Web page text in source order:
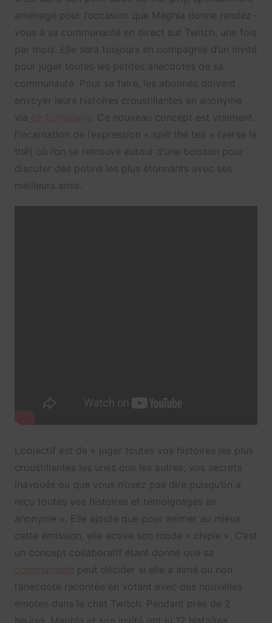
aménagé pour l’occasion que Maghla donne rendez-
vous à sa communauté en direct sur Twitch, une fois
par mois. Elle sera toujours en compagnie d’un invité
pour juger toutes les petites anecdotes de sa
communauté. Pour se faire, les abonnés doivent
envoyer leurs histoires croustillantes en anonyme
via
. Ce nouveau concept est vraiment
l’incarnation de l’expression « spill the tea » (verse le
thé) où l’on se retrouve autour d’une boisson pour
discuter des potins les plus étonnants avec ses
meilleurs amis.
L’objectif est de « juger toutes vos histoires les plus
croustillantes les unes que les autres, vos secrets
inavoués ou que vous n’osez pas dire puisqu’on a
reçu toutes vos histoires et témoignages en
anonyme ». Elle ajoute que pour animer au mieux
cette émission, elle active son mode « chipie ». C’est
un concept collaboratif étant donné que sa
peut décider si elle a aimé ou non
l’anecdote racontée en votant avec des nouvelles
émotes dans le chat Twitch. Pendant près de 2